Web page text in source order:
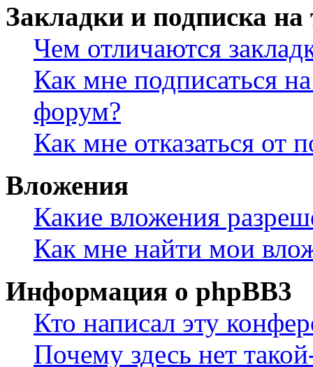
Закладки и подписка
Чем отличаются
Как мне подписаться
форум?
Как мне отказаться от
Вложения
Какие вложения
Как мне найти мои
Информация о phpBB3
Кто написал эту
Почему здесь нет